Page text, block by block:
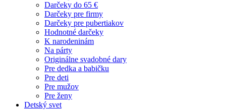
Darčeky do 65 €
Darčeky pre firmy
Darčeky pre pubertiakov
Hodnotné darčeky
K narodeninám
Na párty
Originálne svadobné dary
Pre dedka a babičku
Pre deti
Pre mužov
Pre ženy
Detský svet